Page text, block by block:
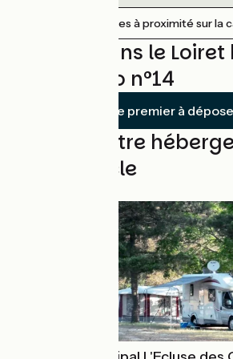
Afficher les gares à proximité sur la
Avis sur Dans le
Boucle vélo n°14
Soyez le premier à
Trouvez votre
cette boucle